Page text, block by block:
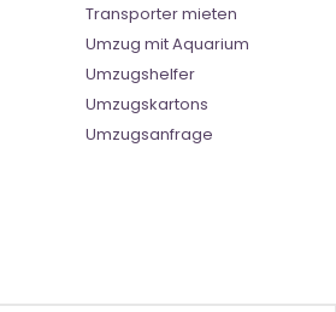
Transporter mieten
Umzug mit Aquarium
Umzugshelfer
Umzugskartons
Umzugsanfrage